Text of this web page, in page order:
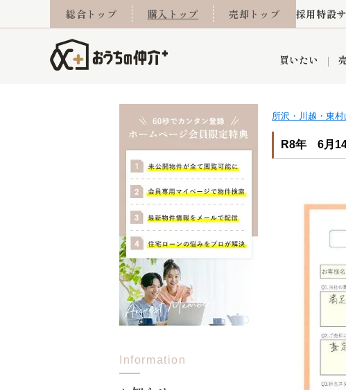
総合トップ 購入トップ 売却トップ 採用特設
買いたい
町名か
当社お預かり物件 グループ会社施工物件
今月の住宅ローン金利
所沢市 川越市
東久留米市
売却成
住み替え 離婚
西東京市 東久留米市 入
リフォーム事例
採用情報
小手指営業所 所沢営業所
おうちLABO
おうち
売却査
所沢・川越・東
R8年 6月
Information